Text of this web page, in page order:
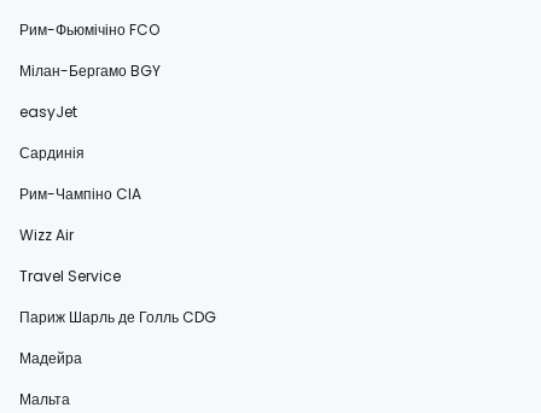
Рим-Фьюмічіно FCO
Мілан-Бергамо BGY
easyJet
Сардинія
Рим-Чампіно CIA
Wizz Air
Travel Service
Париж Шарль де Голль CDG
Мадейра
Мальта